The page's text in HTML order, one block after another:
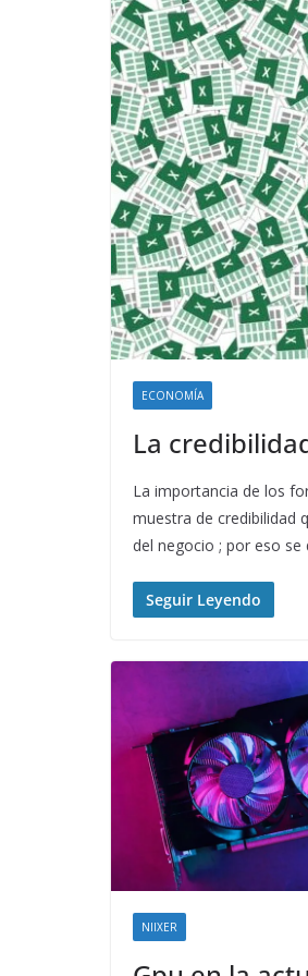
ECONOMÍA
La
La importancia de los
muestra de credibilidad
del negocio ; por eso
Seguir Leyendo
NIIXER